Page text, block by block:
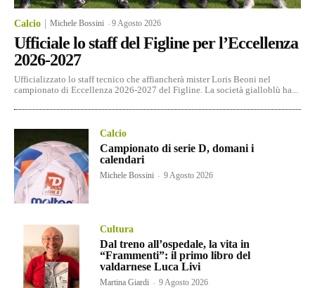
Calcio Michele Bossini -9 Agosto 2026
Ufficiale lo staff del Figline per l’Eccellenza
2026-2027
Ufficializzato lo staff tecnico che affiancherà mister Loris Beoni nel
campionato di Eccellenza 2026-2027 del Figline. La società gialloblù ha...
Calcio
Campionato di serie D, domani i
calendari
Michele Bossini - 9 Agosto 2026
Cultura
Dal treno all’ospedale, la vita in
“Frammenti”: il primo libro del
valdarnese Luca Livi
Martina Giardi - 9 Agosto 2026